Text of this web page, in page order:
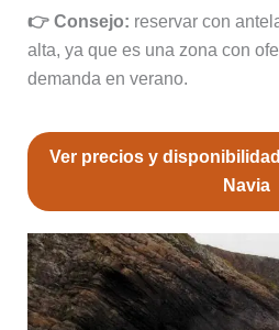
👉 Consejo: reservar con
alta, ya que es una zona con
demanda en verano.
Ver precios y
Navia